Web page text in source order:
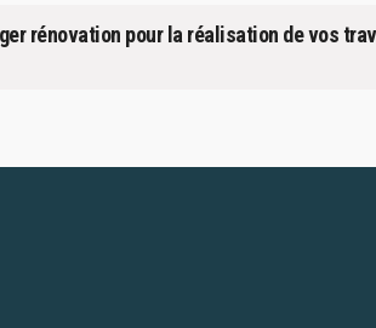
rénovation pour la réalisation de vos